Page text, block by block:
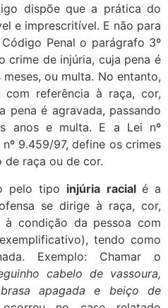
dispõe que a prática do
e imprescritível. E não para
Penal o parágrafo 3º
crime de injúria, cuja pena é
ou multa. No entanto,
referência à raça, cor,
pena é agravada, passando
anos e multa. E a Lei nº
9.459/97, define os crimes
de raça ou de cor.
pelo tipo injúria racial é a
se dirige à raça, cor,
condição da pessoa com
tendo como
Exemplo: Chamar o
cabelo de vassoura,
apagada e beiço de